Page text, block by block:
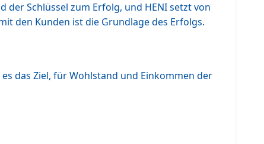
Schlüssel zum Erfolg, und HENI setzt von
den Kunden ist die Grundlage des Erfolgs.
das Ziel, für Wohlstand und Einkommen der